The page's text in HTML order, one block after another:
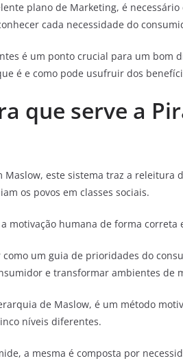
plano de Marketing, é
cada necessidade do
é um ponto crucial para um bom
é e como pode usufruir dos
que serve a
Maslow, este sistema traz a
os povos em classes sociais.
motivação humana de forma correta
um guia de prioridades do
e transformar ambientes de
de Maslow, é um método
níveis diferentes.
a mesma é composta por